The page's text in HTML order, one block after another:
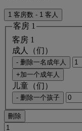
1 客房数 - 1 客人
客房 1
客房 1
成人（们）
- 删除一名成年人
+加一个成年人
儿童（们）
- 删除一个孩子
刪除